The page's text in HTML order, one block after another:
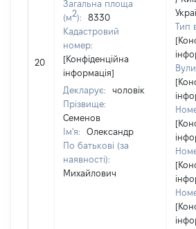
20
Загальна площа
(м2):
8330
Кадастровий
номер:
[Конфіденційна
інформація]
Декларує:
чоловік
Прізвище:
Семенов
Ім'я:
Олександр
По батькові (за
наявності):
Михайлович
Тип